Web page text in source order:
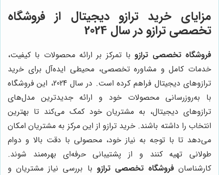
مزایای خرید ترازو دیجیتال از فروشگاه
تخصصی ترازو در سال 2024
فروشگاه تخصصی ترازو با تمرکز بر ارائه محصولات با کیفیت،
خدمات کامل و مشاوره تخصصی، محیطی ایده‌آل برای خرید
ترازوهای دیجیتال فراهم کرده است. در سال 2024، این فروشگاه
با به‌روزرسانی محصولات خود و ارائه جدیدترین مدل‌های
ترازوهای دیجیتال، به مشتریان خود کمک می‌کند تا بهترین
انتخاب را داشته باشند. خرید ترازو از این مرکز به مشتریان امکان
می‌دهد تا با توجه به نیاز خود، محصولی با دقت بالا و دوام
طولانی تهیه کنند و از پشتیبانی حرفه‌ای بهره‌مند شوند.
کارشناسانفروشگاه تخصصی ترازو با بررسی نیاز مشتریان و